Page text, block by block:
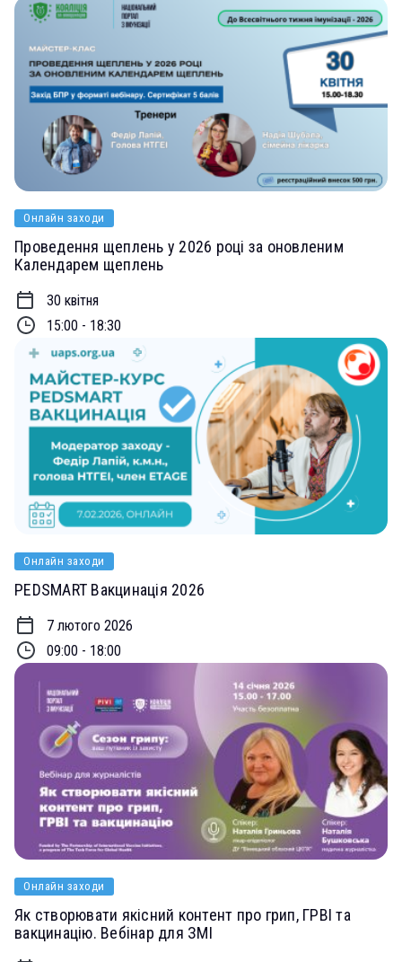
Онлайн заходи
Проведення щеплень у 2026 році за оновленим
Календарем щеплень
30 квітня
15:00 - 18:30
Онлайн заходи
PEDSMART Вакцинація 2026
7 лютого 2026
09:00 - 18:00
Онлайн заходи
Як створювати якісний контент про грип, ГРВІ та
вакцинацію. Вебінар для ЗМІ